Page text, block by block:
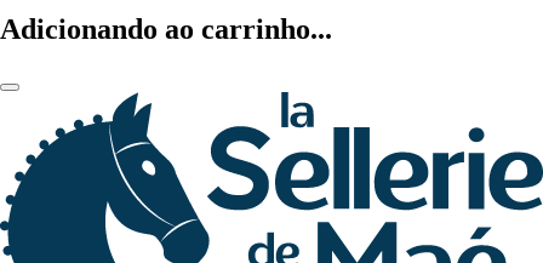
Adicionando ao carrinho...